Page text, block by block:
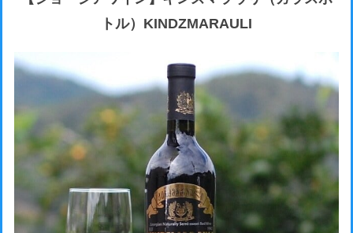
トル）KINDZMARAULI